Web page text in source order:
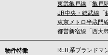
東武亀戸線 「亀戸
JR中央・総武線 「
東京メトロ半蔵門
都営新宿線 「西大
物件特徴 REIT系ブランドマ